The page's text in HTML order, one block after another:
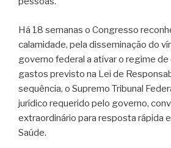
Há 18 semanas o Congresso
calamidade, pela disseminação do
governo federal a ativar o regime
gastos previsto na Lei de
sequência, o Supremo Tribunal
jurídico requerido pelo governo,
extraordinário para resposta rápida
Saúde.